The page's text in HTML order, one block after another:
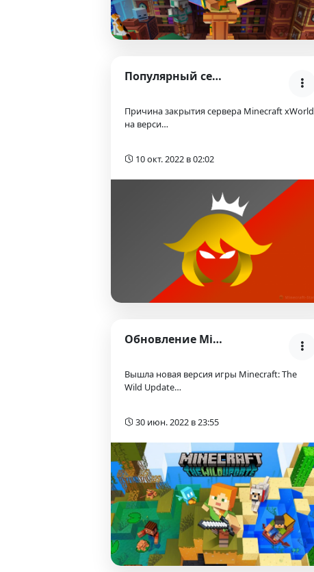
Популярный сервер xWorld временно закрыт
Причина закрытия сервера Minecraft xWorld
на верси…
10 окт. 2022 в 02:02
Обновление Minecraft 1.19: The Wild Update
Вышла новая версия игры Minecraft: The
Wild Update…
30 июн. 2022 в 23:55